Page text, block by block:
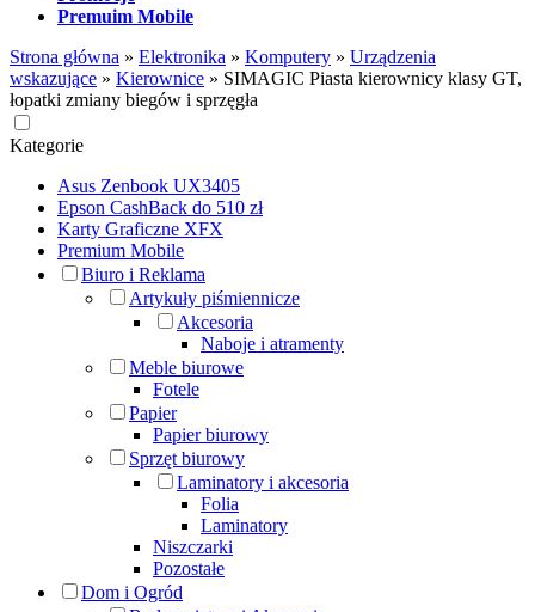
Premuim Mobile
Strona główna » Elektronika » Komputery » Urządzenia
wskazujące » Kierownice » SIMAGIC Piasta kierownicy klasy GT,
łopatki zmiany biegów i sprzęgła
Kategorie
Asus Zenbook UX3405
Epson CashBack do 510 zł
Karty Graficzne XFX
Premium Mobile
Biuro i Reklama
Artykuły piśmiennicze
Akcesoria
Naboje i atramenty
Meble biurowe
Fotele
Papier
Papier biurowy
Sprzęt biurowy
Laminatory i akcesoria
Folia
Laminatory
Niszczarki
Pozostałe
Dom i Ogród